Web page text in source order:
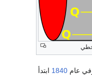
عام 1840 ابتدأ